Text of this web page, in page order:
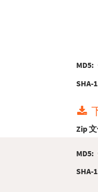
MD5:
SHA-
Zip
MD5:
SHA-